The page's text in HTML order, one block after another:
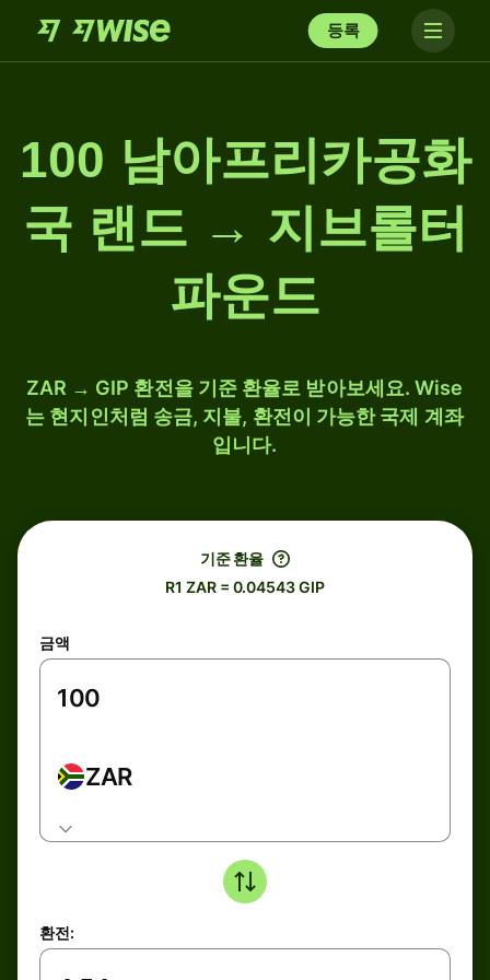
등록
100 남아프리카공화
국 랜드 → 지브롤터
파운드
ZAR → GIP 환전을 기준 환율로 받아보세요. Wise
는 현지인처럼 송금, 지불, 환전이 가능한 국제 계좌
입니다.
기준 환율
R1 ZAR = 0.04543 GIP
금액
ZAR
환전: